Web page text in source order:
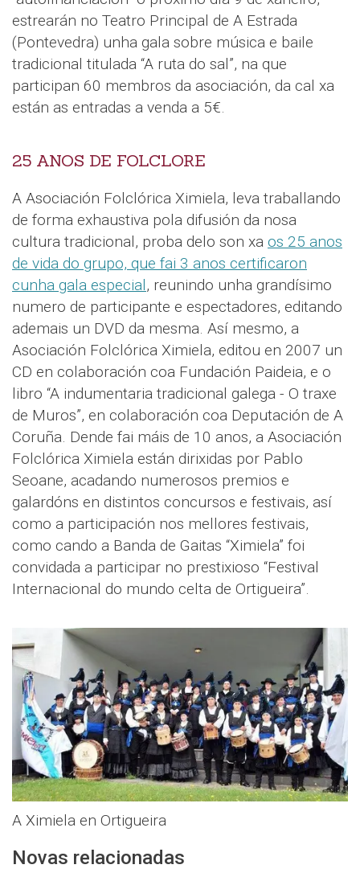
estrearán no Teatro Principal de A Estrada
(Pontevedra) unha gala sobre música e baile
tradicional titulada “A ruta do sal”, na que
participan 60 membros da asociación, da cal xa
están as entradas a venda a 5€.
25 ANOS DE FOLCLORE
A Asociación Folclórica Ximiela, leva traballando
de forma exhaustiva pola difusión da nosa
cultura tradicional, proba delo son xa os 25 anos
de vida do grupo, que fai 3 anos certificaron
cunha gala especial, reunindo unha grandísimo
numero de participante e espectadores, editando
ademais un DVD da mesma. Así mesmo, a
Asociación Folclórica Ximiela, editou en 2007 un
CD en colaboración coa Fundación Paideia, e o
libro “A indumentaria tradicional galega - O traxe
de Muros”, en colaboración coa Deputación de A
Coruña. Dende fai máis de 10 anos, a Asociación
Folclórica Ximiela están dirixidas por Pablo
Seoane, acadando numerosos premios e
galardóns en distintos concursos e festivais, así
como a participación nos mellores festivais,
como cando a Banda de Gaitas “Ximiela” foi
convidada a participar no prestixioso “Festival
Internacional do mundo celta de Ortigueira”.
A Ximiela en Ortigueira
Novas relacionadas